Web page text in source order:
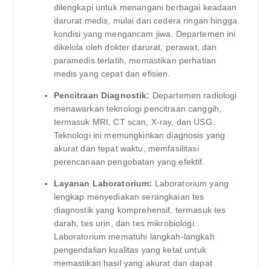
dilengkapi untuk menangani berbagai keadaan
darurat medis, mulai dari cedera ringan hingga
kondisi yang mengancam jiwa. Departemen ini
dikelola oleh dokter darurat, perawat, dan
paramedis terlatih, memastikan perhatian
medis yang cepat dan efisien.
Pencitraan Diagnostik: Departemen radiologi
menawarkan teknologi pencitraan canggih,
termasuk MRI, CT scan, X-ray, dan USG.
Teknologi ini memungkinkan diagnosis yang
akurat dan tepat waktu, memfasilitasi
perencanaan pengobatan yang efektif.
Layanan Laboratorium: Laboratorium yang
lengkap menyediakan serangkaian tes
diagnostik yang komprehensif, termasuk tes
darah, tes urin, dan tes mikrobiologi.
Laboratorium mematuhi langkah-langkah
pengendalian kualitas yang ketat untuk
memastikan hasil yang akurat dan dapat